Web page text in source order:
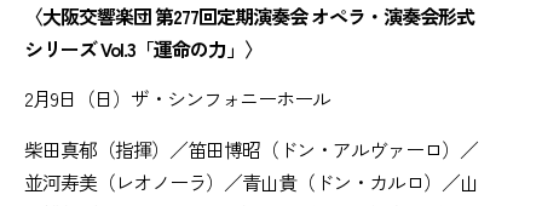
〈大阪交響楽団 第277回定期演奏会 オペラ・演奏会形式
シリーズ Vol.3「運命の力」〉
2月9日（日）ザ・シンフォニーホール
柴田真郁（指揮）／笛田博昭（ドン・アルヴァーロ）／
並河寿美（レオノーラ）／青山貴（ドン・カルロ）／山